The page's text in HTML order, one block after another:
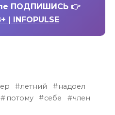
ПОДПИШИСЬ 👉
| INFOPULSE
летний
надоел
потому себе член